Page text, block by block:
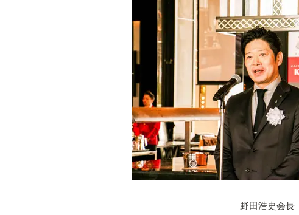
野田浩史会長